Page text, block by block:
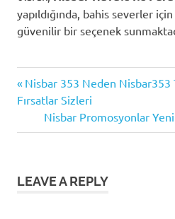
yapıldığında, bahis severler
güvenilir bir seçenek
Transfer
Nisbar
Yazı
gezinmesi
Previous
Post:
Nisbar 353 Neden Nisbar353
Fırsatlar Sizleri
Next
Post:
Nisbar Promosyonlar Yeni
LEAVE A REPLY